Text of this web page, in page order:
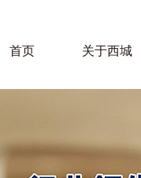
首页 关于西城